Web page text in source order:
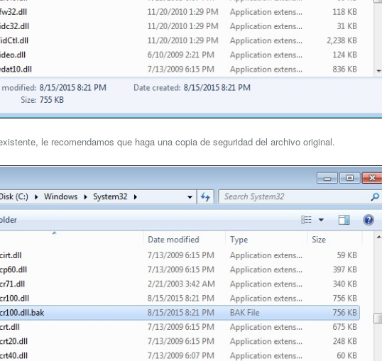
le recomendamos que haga una copia de seguridad del archivo original.